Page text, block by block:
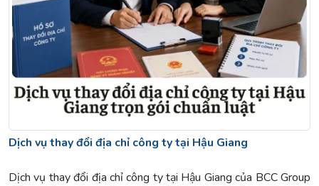
Dịch vụ thay đổi địa chỉ công ty tại Hậu Giang
Dịch vụ thay đổi địa chỉ công ty tại Hậu Giang của BCC Group